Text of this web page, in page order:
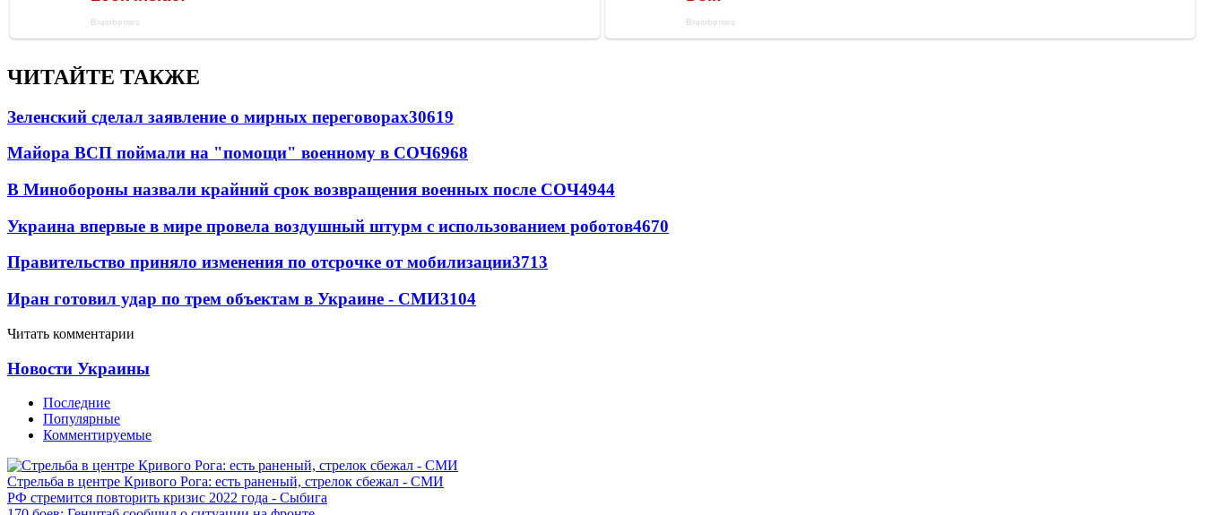
ЧИТАЙТЕ ТАКЖЕ
Зеленский сделал заявление о мирных переговорах30619
Майора ВСП поймали на "помощи" военному в СОЧ6968
В Минобороны назвали крайний срок возвращения военных после СОЧ4944
Украина впервые в мире провела воздушный штурм с использованием роботов4670
Правительство приняло изменения по отсрочке от мобилизации3713
Иран готовил удар по трем объектам в Украине - СМИ3104
Читать комментарии
Новости Украины
Последние
Популярные
Комментируемые
Стрельба в центре Кривого Рога: есть раненый, стрелок сбежал - СМИ
РФ стремится повторить кризис 2022 года - Сыбига